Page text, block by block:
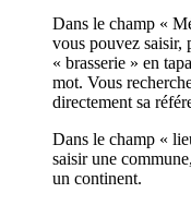
Dans le champ «
vous pouvez saisir,
« brasserie » en
mot. Vous
directement sa
Dans le champ «
saisir une
un continent.